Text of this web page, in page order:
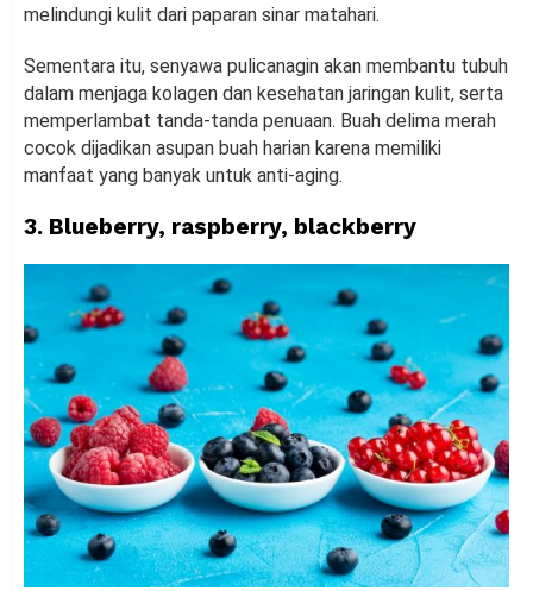
melindungi kulit dari paparan sinar matahari.
Sementara itu, senyawa pulicanagin akan membantu tubuh
dalam menjaga kolagen dan kesehatan jaringan kulit, serta
memperlambat tanda-tanda penuaan. Buah delima merah
cocok dijadikan asupan buah harian karena memiliki
manfaat yang banyak untuk anti-aging.
3. Blueberry, raspberry, blackberry